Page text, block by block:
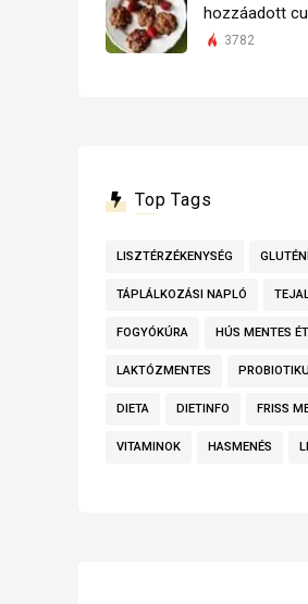
hozzáadott
3782
Top Tags
LISZTÉRZÉKENYSÉG
TÁPLÁLKOZÁSI NAPLÓ
FOGYÓKÚRA HÚS MENTES
LAKTÓZMENTES
DIETA DIETINFO FRISS
VITAMINOK HASMENÉS